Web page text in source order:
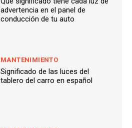
advertencia en el panel de
conducción de tu auto
MANTENIMIENTO
Significado de las luces del
tablero del carro en español